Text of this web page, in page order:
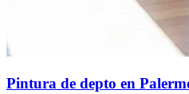
Pintura de depto en